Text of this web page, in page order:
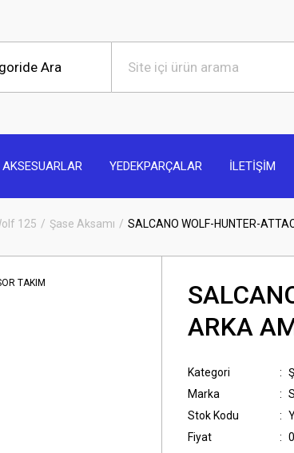
AKSESUARLAR YEDEKPARÇALAR İLETİŞİM
125 Şase Aksamı SALCANO WOLF-HUNTER-
ARKA
Kategori
Marka
Stok Kodu
Fiyat